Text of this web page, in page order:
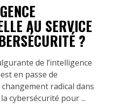
AU SERVICE
?
de l’intelligence
en passe de
radical dans
cybersécurité pour